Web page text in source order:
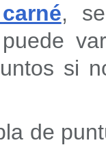
,
si
de